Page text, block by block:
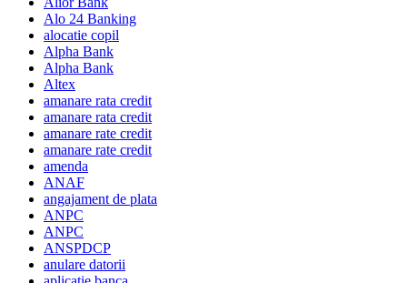
Alo 24 Banking
alocatie copil
Alpha Bank
Alpha Bank
Altex
amanare rata credit
amanare rata credit
amanare rate credit
amanare rate credit
amenda
ANAF
angajament de plata
ANPC
ANPC
ANSPDCP
anulare datorii